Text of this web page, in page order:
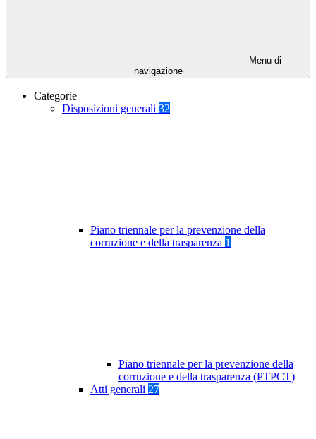
Menu di
navigazione
Categorie
Disposizioni generali 32
Piano triennale per la prevenzione della
corruzione e della trasparenza 1
Piano triennale per la prevenzione della
corruzione e della trasparenza (PTPCT)
Atti generali 27